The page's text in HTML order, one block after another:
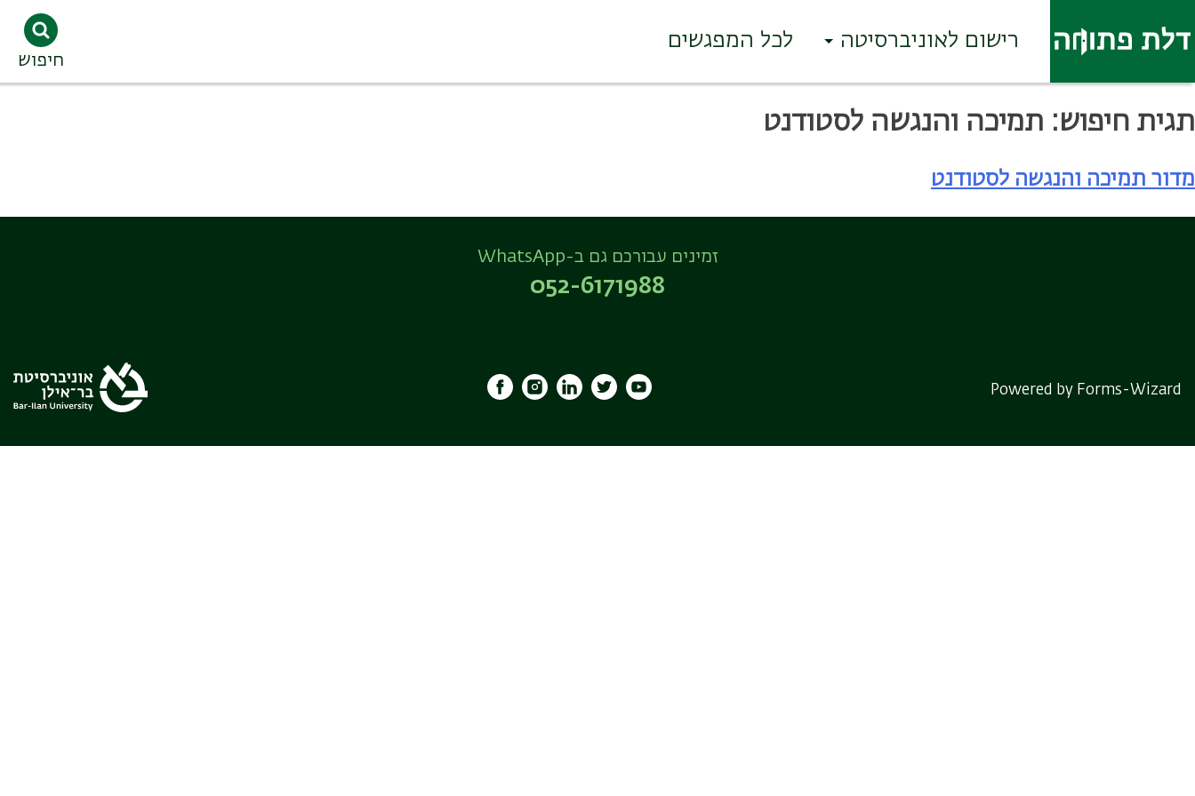
Skip
to
רישום לאוניברסיטה לכל המפגשים
חיפוש
תגית חיפוש: תמיכה והנגשה לסטודנט
מדור תמיכה והנגשה לסטודנט
זמינים עבורכם גם ב-WhatsApp
052-6171988
Powered by Forms-Wizard